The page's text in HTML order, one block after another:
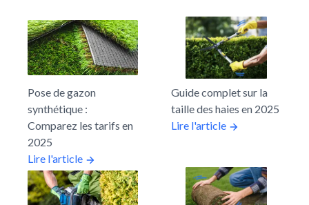
Pose de gazon
synthétique :
Comparez les tarifs en
2025
Lire l'article
Guide complet sur la
taille des haies en 2025
Lire l'article